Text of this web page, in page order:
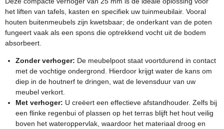
het liften van tafels, kasten en specifiek uw tuinmeubilair. Vooral
houten buitenmeubels zijn kwetsbaar; de onderkant van de poten
fungeert vaak als een spons die optrekkend vocht uit de bodem
absorbeert.
Zonder verhoger: De meubelpoot staat voortdurend in contact
met de vochtige ondergrond. Hierdoor krijgt water de kans om
diep in de houtnerf te dringen, wat de levensduur van uw
meubel verkort.
Met verhoger: U creëert een effectieve afstandhouder. Zelfs bij
een flinke regenbui of plassen op het terras blijft het hout veilig
boven het wateroppervlak, waardoor het materiaal droog en